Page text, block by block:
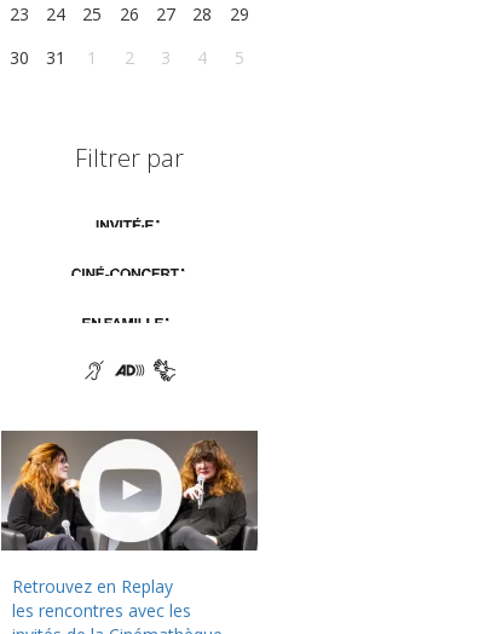
23
24 25 26 27 28
29
30
31 1 2 3 4 5
Filtrer par
Retrouvez en Replay
les rencontres avec les